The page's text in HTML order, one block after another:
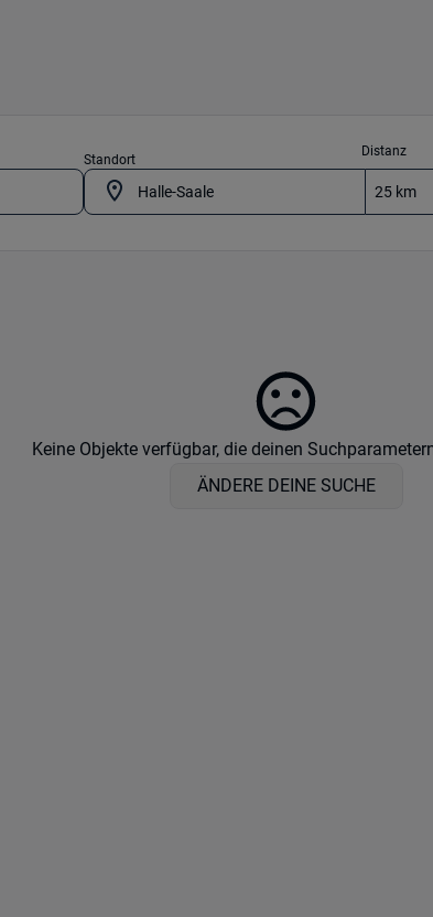
Standort
Distanz
Keine Objekte verfügbar, die deinen
ÄNDERE DEINE SUCHE